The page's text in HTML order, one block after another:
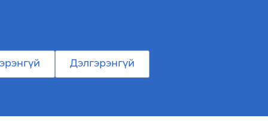
Дэлгэрэнгүй